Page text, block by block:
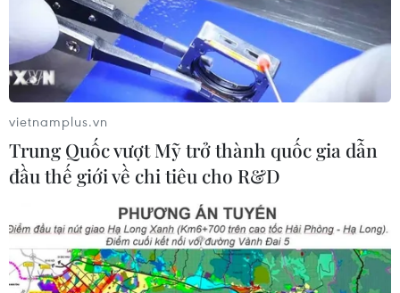
CƠ QUAN CHỦ QUẢN: THÔNG TẤN XÃ VIỆT NAM
Tổng Biên tập: TRẦN TIẾN DUẨN
Phó Tổng Biên tập: NGUYỄN THỊ TÁM, KHÚC THANH
THỦY
Sở hữu trí tuệ
Quy định sử dụng
RSS
Hỗ trợ
vietnamplus.vn
Trung Quốc vượt Mỹ trở thành quốc gia dẫn
đầu thế giới về chi tiêu cho R&D